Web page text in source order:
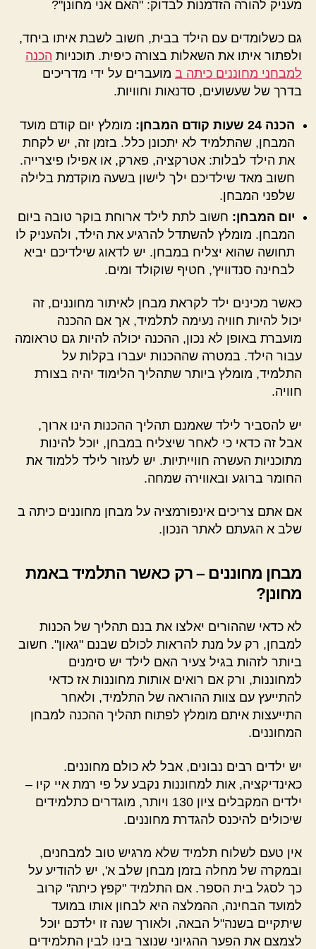
מעניק להורה הזדמנות לבדוק: "האם אני מחונן"?
גם כשלומדים עם הילד בבית, חשוב לשבת איתו ביחד,
ולפתור איתו את השאלות בצורה כיפית. תוכניות הכנה
למבחני מחוננים כיתה ב מועברים על ידי מדריכים
בדרך של שעשועים, סדנאות וחוויות.
הכנה 24 שעות קודם המבחן:
מומלץ יום קודם מועד
המבחן, שהתלמיד לא יתכונן כלל. בזמן זה, יש לקחת
את הילד לבלות: אטרקציה, פארק, או אפילו פיצרייה.
חשוב מאד שילדיכם ילך לישון בשעה מוקדמת בלילה
שלפני המבחן.
יום המבחן: חשוב לתת לילד ארוחת בוקר טובה ביום
המבחן. מומלץ להשתדל להרגיע את הילד, ולהעניק לו
תחושה שהוא יצליח במבחן. יש לדאוג שילדיכם יביא
לבחינה סנדוויץ', חטיף שוקולד ומים.
כאשר מכינים ילד לקראת מבחן לאיתור מחוננים, זה
יכול להיות חוויה נעימה לתלמיד, אך אם ההכנה
מועברת באופן לא נכון, ההכנה יכולה להיות גם טראומה
עבור הילד. במטרה שההכנות יעברו בקלות על
התלמיד, מומלץ ביותר שתהליך הלימוד יהיה בצורת
חוויה.
יש להסביר לילד שאמנם תהליך ההכנות הינו ארוך,
אבל זה כדאי כי לאחר שיצליח במבחן, יוכל להינות
מתוכניות העשרה חווייתיות. יש לעזור לילד ללמוד את
החומר ברוגע ובאווירה שמחה.
אם אתם צריכים אינפורמציה על מבחן מחוננים כיתה ב
שלב א הגעתם לאתר הנכון.
מבחן מחוננים – רק כאשר התלמיד באמת
מחונן?
לא כדאי שההורים יאלצו את בנם תהליך של הכנות
למבחן, רק על מנת להראות לכולם שבנם "גאון". חשוב
ביותר לזהות בגיל צעיר האם לילד יש סימנים
למחוננות, ורק אם רואים אותות מחוננות אז כדאי
להתייעץ עם צוות ההוראה של התלמיד, ולאחר
התייעצות איתם מומלץ לפתוח תהליך ההכנה למבחן
המחוננים.
יש ילדים רבים נבונים, אבל לא כולם מחוננים.
כאינדיקציה, אות למחוננות נקבע על פי רמת איי קיו –
ילדים המקבלים ציון 130 ויותר, מוגדרים כתלמידים
שיכולים להיכנס להגדרת מחוננים.
אין טעם לשלוח תלמיד שלא מרגיש טוב למבחנים,
ובמקרה של מחלה בזמן מבחן שלב א', יש להודיע על
כך לסגל בית הספר. אם התלמיד "קפץ כיתה" קרוב
למועד הבחינה, ההמלצה היא לבחון אותו במועד
שיתקיים בשנה"ל הבאה, ולאורך שנה זו ילדכם יוכל
לצמצם את הפער ההגיוני שנוצר בינו לבין התלמידים